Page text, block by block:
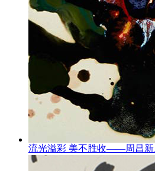
流光溢彩 美不胜收——周昌新